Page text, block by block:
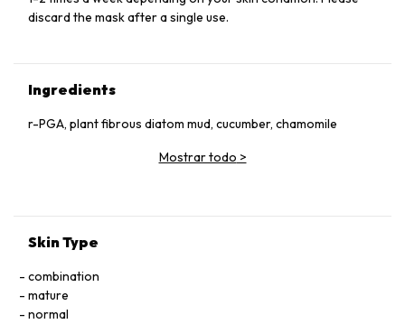
discard the mask after a single use.
Ingredients
r-PGA, plant fibrous diatom mud, cucumber, chamomile
Mostrar todo >
Skin Type
combination
mature
normal